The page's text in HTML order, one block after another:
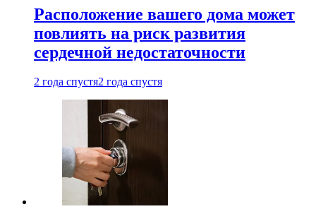
Расположение вашего дома может
повлиять на риск развития
сердечной недостаточности
2 года спустя2 года спустя